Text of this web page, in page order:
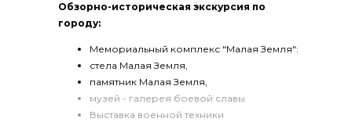
Обзорно-историческая экскурсия по
городу:
Мемориальный комплекс "Малая Земля":
стела Малая Земля,
памятник Малая Земля,
музей - галерея боевой славы.
Выставка военной техники